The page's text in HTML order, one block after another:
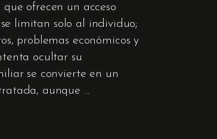
ofrecen un acceso
limitan solo al individuo;
problemas económicos y
ocultar su
se convierte en un
aunque